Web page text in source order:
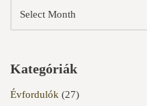
Kategóriák
Évfordulók (27)